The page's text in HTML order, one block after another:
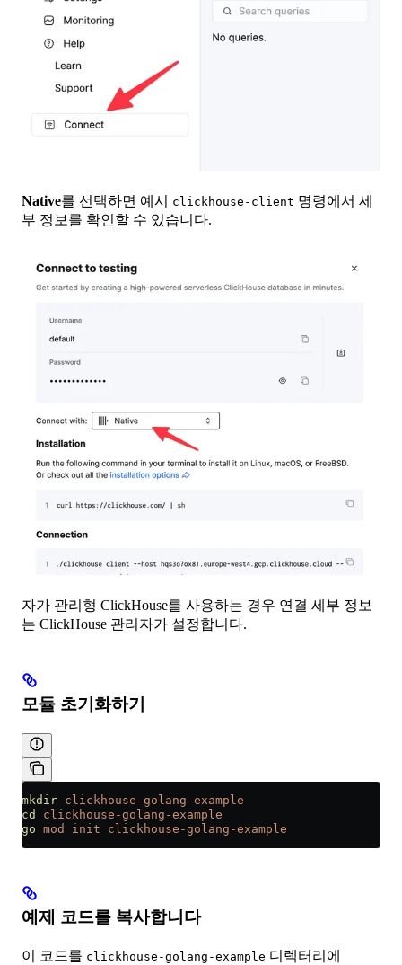
Native를 선택하면 예시 clickhouse-client 명령에서 세
부 정보를 확인할 수 있습니다.
자가 관리형 ClickHouse를 사용하는 경우 연결 세부 정보
는 ClickHouse 관리자가 설정합니다.
모듈 초기화하기
mkdir clickhouse-golang-example
cd
clickhouse-golang-example
go mod init clickhouse-golang-example
예제 코드를 복사합니다
이 코드를 clickhouse-golang-example 디렉터리에